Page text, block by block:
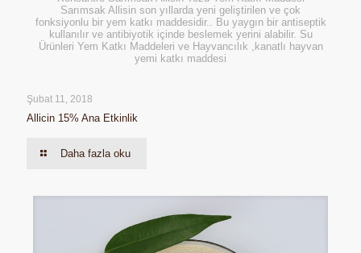
Sarımsak Allisin son yıllarda yeni geliştirilen ve çok
fonksiyonlu bir yem katkı maddesidir.. Bu yaygın bir antiseptik
kullanılır ve antibiyotik içinde beslemek yerini alabilir. Su
Ürünleri Yem Katkı Maddeleri ve Hayvancılık ,kanatlı hayvan
yemi katkı maddesi
Şubat 11, 2018
Allicin 15% Ana Etkinlik
Daha fazla oku